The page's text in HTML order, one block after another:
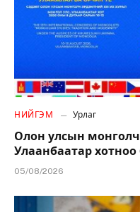
НИЙГЭМ Урлаг
Олон улсын
Улаанбаатар хотноо
05/08/2026